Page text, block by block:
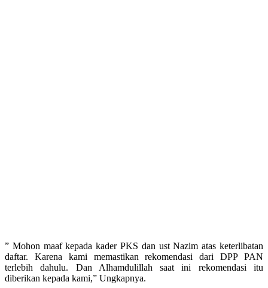
” Mohon maaf kepada kader PKS dan ust Nazim atas keterlibatan
daftar. Karena kami memastikan rekomendasi dari DPP PAN
terlebih dahulu. Dan Alhamdulillah saat ini rekomendasi itu
diberikan kepada kami,” Ungkapnya.